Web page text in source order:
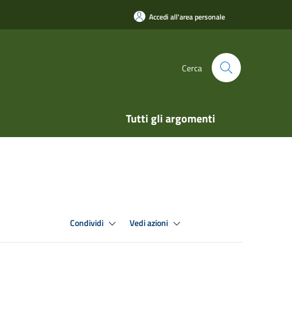
Accedi all'area personale
Cerca
Tutti gli argomenti
Condividi Vedi azioni